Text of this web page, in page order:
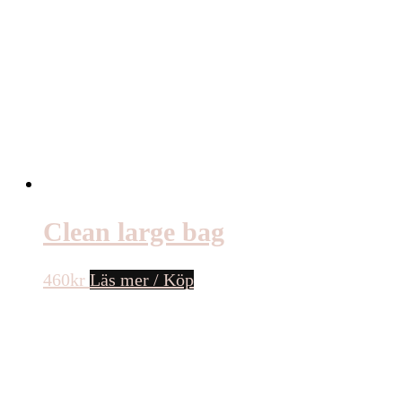
Clean large bag
460kr Läs mer / Köp